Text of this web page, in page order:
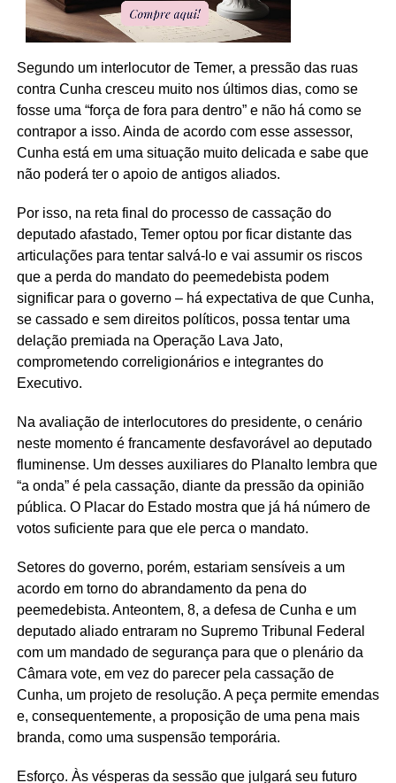
Segundo um interlocutor de Temer, a pressão das ruas
contra Cunha cresceu muito nos últimos dias, como se
fosse uma “força de fora para dentro” e não há como se
contrapor a isso. Ainda de acordo com esse assessor,
Cunha está em uma situação muito delicada e sabe que
não poderá ter o apoio de antigos aliados.
Por isso, na reta final do processo de cassação do
deputado afastado, Temer optou por ficar distante das
articulações para tentar salvá-lo e vai assumir os riscos
que a perda do mandato do peemedebista podem
significar para o governo – há expectativa de que Cunha,
se cassado e sem direitos políticos, possa tentar uma
delação premiada na Operação Lava Jato,
comprometendo correligionários e integrantes do
Executivo.
Na avaliação de interlocutores do presidente, o cenário
neste momento é francamente desfavorável ao deputado
fluminense. Um desses auxiliares do Planalto lembra que
“a onda” é pela cassação, diante da pressão da opinião
pública. O Placar do Estado mostra que já há número de
votos suficiente para que ele perca o mandato.
Setores do governo, porém, estariam sensíveis a um
acordo em torno do abrandamento da pena do
peemedebista. Anteontem, 8, a defesa de Cunha e um
deputado aliado entraram no Supremo Tribunal Federal
com um mandado de segurança para que o plenário da
Câmara vote, em vez do parecer pela cassação de
Cunha, um projeto de resolução. A peça permite emendas
e, consequentemente, a proposição de uma pena mais
branda, como uma suspensão temporária.
Esforço. Às vésperas da sessão que julgará seu futuro